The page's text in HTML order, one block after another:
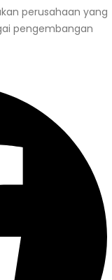
perusahaan yang
pengembangan